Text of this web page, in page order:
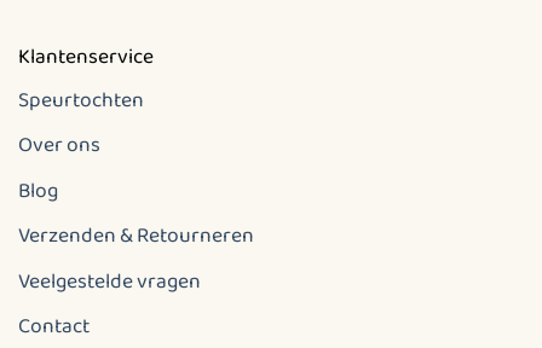
Klantenservice
Speurtochten
Over ons
Blog
Verzenden & Retourneren
Veelgestelde vragen
Contact